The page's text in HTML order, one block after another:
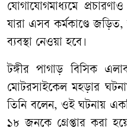
যোগাযোগমাধ্যমে
যারা এসব কর্মকাণ্ডে
ব্যবস্থা নেওয়া হবে।
টঙ্গীর পাগাড় বিসিক
মোটরসাইকেল মহড়ার
তিনি বলেন, ওই ঘটনায়
১৮ জনকে গ্রেপ্তার করা